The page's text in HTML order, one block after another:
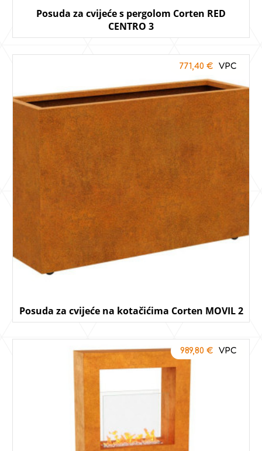
Posuda za cvijeće s pergolom Corten RED
CENTRO 3
Posuda za cvijeće na kotačićima Corten MOVIL 2
771,40 €
989,80 €